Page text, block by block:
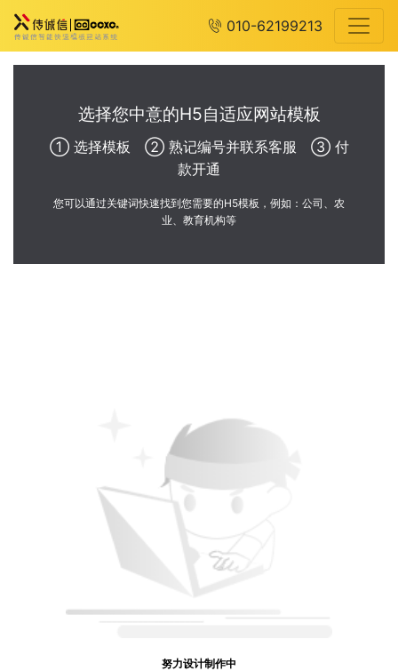
010-62199213
选择您中意的H5自适应网站模板
① 选择模板 ② 熟记编号并联系客服 ③ 付
款开通
您可以通过关键词快速找到您需要的H5模板，例如：公司、农
业、教育机构等
努力设计制作中